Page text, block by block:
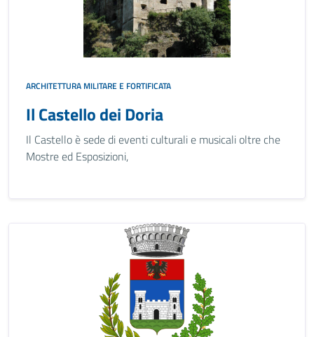
ARCHITETTURA MILITARE E FORTIFICATA
Il Castello dei Doria
Il Castello è sede di eventi culturali e musicali oltre che
Mostre ed Esposizioni,